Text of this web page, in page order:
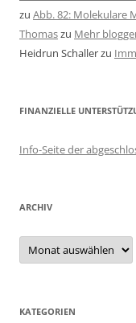
zu Abb. 82: Molekulare
Thomaszu Mehr
Heidrun Schallerzu
FINANZIELLE
Info-Seite der
ARCHIV
Archiv
KATEGORIEN